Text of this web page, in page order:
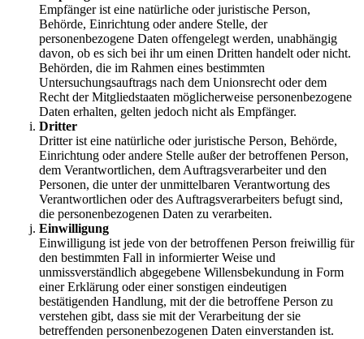
Empfänger ist eine natürliche oder juristische Person,
Behörde, Einrichtung oder andere Stelle, der
personenbezogene Daten offengelegt werden, unabhängig
davon, ob es sich bei ihr um einen Dritten handelt oder nicht.
Behörden, die im Rahmen eines bestimmten
Untersuchungsauftrags nach dem Unionsrecht oder dem
Recht der Mitgliedstaaten möglicherweise personenbezogene
Daten erhalten, gelten jedoch nicht als Empfänger.
Dritter
Dritter ist eine natürliche oder juristische Person, Behörde,
Einrichtung oder andere Stelle außer der betroffenen Person,
dem Verantwortlichen, dem Auftragsverarbeiter und den
Personen, die unter der unmittelbaren Verantwortung des
Verantwortlichen oder des Auftragsverarbeiters befugt sind,
die personenbezogenen Daten zu verarbeiten.
Einwilligung
Einwilligung ist jede von der betroffenen Person freiwillig für
den bestimmten Fall in informierter Weise und
unmissverständlich abgegebene Willensbekundung in Form
einer Erklärung oder einer sonstigen eindeutigen
bestätigenden Handlung, mit der die betroffene Person zu
verstehen gibt, dass sie mit der Verarbeitung der sie
betreffenden personenbezogenen Daten einverstanden ist.